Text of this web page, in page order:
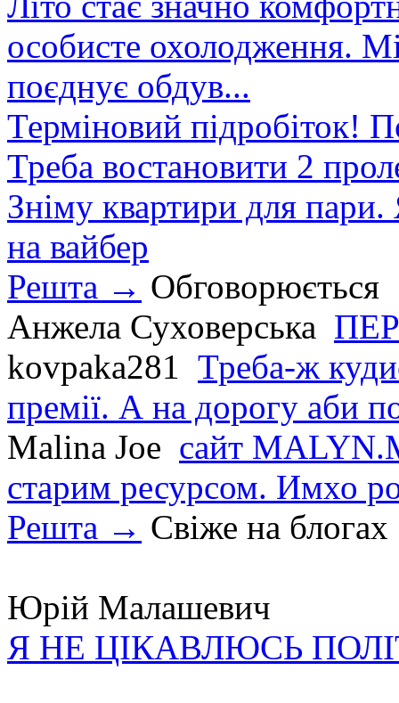
особисте охолодження.
поєднує обдув...
Терміновий підробіток!
Треба востановити 2
Зніму квартири для
на вайбер
Решта → Обговорюється
Анжела Суховерська
kovpaka281 Треба-ж
премії. А на дорогу аби
Malina Joe сайт
старим ресурсом. Имхо
Решта → Свіже на блогах
Юрій Малашевич
Я НЕ ЦІКАВЛЮСЬ